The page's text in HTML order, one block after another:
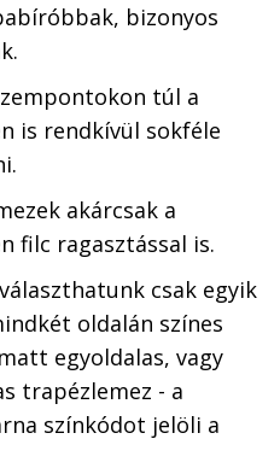
bizonyos
túl a
is rendkívül sokféle
akárcsak a
filc ragasztással is.
csak egyik
oldalán színes
egyoldalas, vagy
trapézlemez - a
színkódot jelöli a